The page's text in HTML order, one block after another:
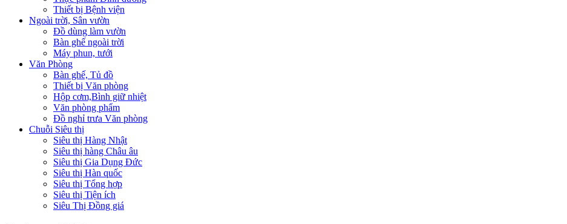
Thiết bị Bệnh viện
Ngoài trời, Sân vườn
Đồ dùng làm vườn
Bàn ghế ngoài trời
Máy phun, tưới
Văn Phòng
Bàn ghế, Tủ đồ
Thiết bị Văn phòng
Hộp cơm,Bình giữ nhiệt
Văn phòng phẩm
Đồ nghỉ trưa Văn phòng
Chuỗi Siêu thị
Siêu thị Hàng Nhật
Siêu thị hàng Châu âu
Siêu thị Gia Dụng Đức
Siêu thị Hàn quốc
Siêu thị Tổng hợp
Siêu thị Tiện ích
Siêu Thị Đồng giá